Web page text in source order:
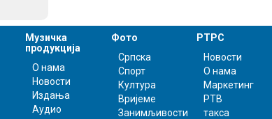
Музичка
продукција
О нама
Новости
Издања
Аудио
Фото
Српска
Спорт
Култура
Вријеме
Занимљивости
РТРС
Новости
О нама
Маркетинг
РТВ
такса